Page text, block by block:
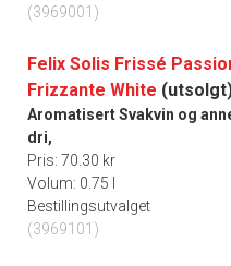
(3969001)
Felix Solis Frissé
Frizzante White
Aromatisert Svakvin og
dri,
Pris: 70.30 kr
Volum: 0.75 l
Bestillingsutvalget
(3969101)